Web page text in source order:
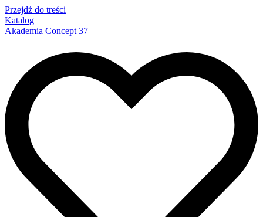
Przejdź do treści
Katalog
Akademia Concept 37